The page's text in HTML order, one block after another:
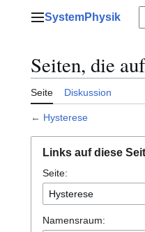
Hauptmenü
SystemPhysik
Seiten, die
Seite Diskussion
← Hysterese
Links auf diese
Seite:
Namensraum: